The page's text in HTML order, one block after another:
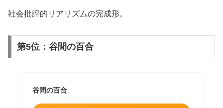
社会批評的リアリズムの完成形。
第5位：谷間の百合
谷間の百合